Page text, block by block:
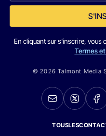
En cliquant sur s'inscrire, vous
Termes
© 2026 Talmont Media